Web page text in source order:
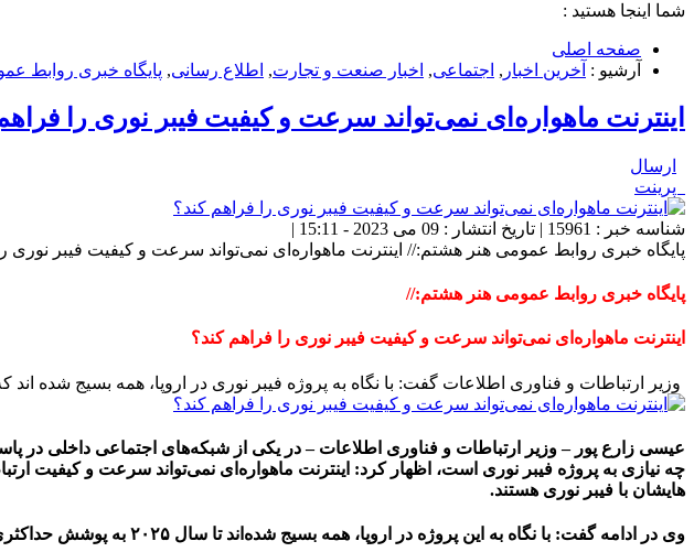
شما اینجا هستید :
صفحه اصلی
آرشیو : آخرین اخبار , اجتماعی, اخبار صنعت و تجارت, اطلاع رسانی, پایگاه خبری روابط
اینترنت ماهواره‌ای نمی‌تواند سرعت و کیفیت فیبر نوری را
ارسال
پرینت
شناسه خبر : 15961 | تاریخ انتشار : 09 می 2023 - 15:11 |
پایگاه خبری روابط عمومی هنر هشتم:// اینترنت ماهواره‌ای نمی‌تواند سرعت و کیفیت فیبر نوری
پایگاه خبری روابط عمومی هنر هشتم://
اینترنت ماهواره‌ای نمی‌تواند سرعت و کیفیت فیبر نوری را فراهم کند؟
وزیر ارتباطات و فناوری اطلاعات گفت: با نگاه به پروژه فیبر نوری در اروپا، همه بسیج شده اند که تا ۲۰۲۵ به پوشش حداکثری
عیسی زارع پور – وزیر ارتباطات و فناوری اطلاعات – در یکی از شبکه‌های اجتماعی داخلی در
چه نیازی به پروژه فیبر نوری است، اظهار کرد: اینترنت ماهواره‌ای نمی‌تواند سرعت و کیفیت
هایشان با فیبر نوری هستند.
وی در ادامه گفت: با نگاه به این پروژه در اروپا، همه بسیج شده‌اند تا سال ۲۰۲۵ به پوشش حداکثری برسند.